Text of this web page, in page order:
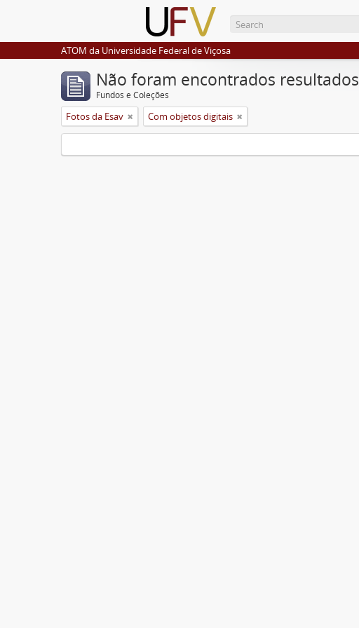
ATOM da Universidade Federal de Viçosa
Não foram encontrados resultados
Fundos e Coleções
Fotos da Esav Com objetos digitais